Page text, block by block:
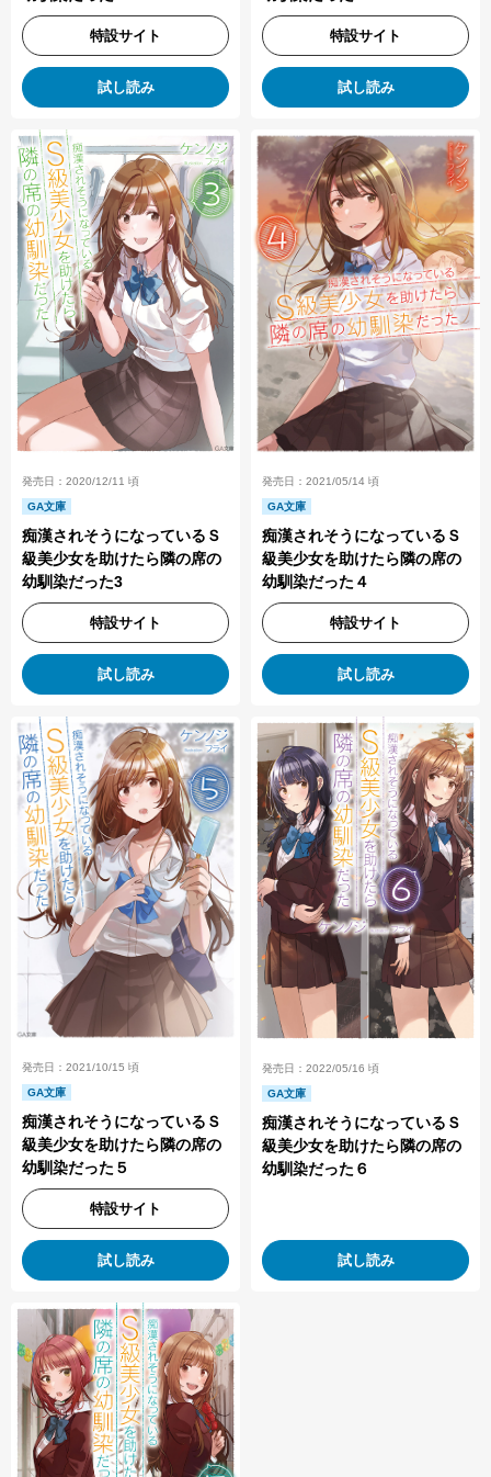
特設サイト
試し読み
特設サイト
試し読み
発売日：2020/12/11 頃
GA文庫
痴漢されそうになっているＳ
級美少女を助けたら隣の席の
幼馴染だった3
特設サイト
試し読み
発売日：2021/05/14 頃
GA文庫
痴漢されそうになっているＳ
級美少女を助けたら隣の席の
幼馴染だった４
特設サイト
試し読み
発売日：2021/10/15 頃
GA文庫
痴漢されそうになっているＳ
級美少女を助けたら隣の席の
幼馴染だった５
特設サイト
試し読み
発売日：2022/05/16 頃
GA文庫
痴漢されそうになっているＳ
級美少女を助けたら隣の席の
幼馴染だった６
試し読み